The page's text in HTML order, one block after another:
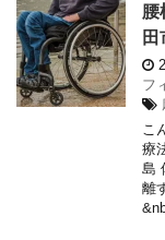
腰
フ
こ
療
島
離